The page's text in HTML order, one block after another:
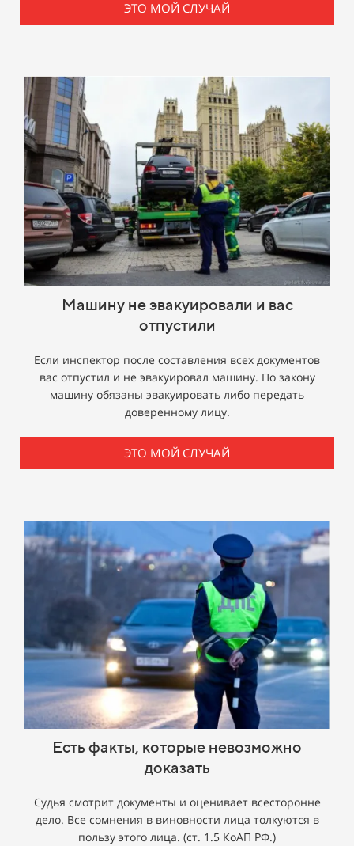
ЭТО МОЙ СЛУЧАЙ
Машину не эвакуировали и вас
отпустили
Если инспектор после составления всех документов
вас отпустил и не эвакуировал машину. По закону
машину обязаны эвакуировать либо передать
доверенному лицу.
ЭТО МОЙ СЛУЧАЙ
Есть факты, которые невозможно
доказать
Судья смотрит документы и оценивает всесторонне
дело. Все сомнения в виновности лица толкуются в
пользу этого лица. (ст. 1.5 КоАП РФ.)